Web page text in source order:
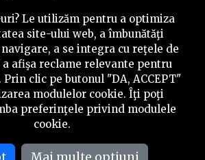
Consiliului Consultativ al Cultelor,
2018:
al Cultelor din România salută cu
organizare, în zilele de 6-7
referendumului pentru clarificarea
României, în sensul de înlocuire a
ca «uniune între soți», cu
între un bărbat și o femeie».
Le utilizăm pentru a optimiza
site-ului web, a îmbunătăţi
a se integra cu reţele de
a afişa reclame relevante pentru
clic pe butonul "DA, ACCEPT"
modulelor cookie. Îţi poţi
preferinţele privind modulele
cookie.